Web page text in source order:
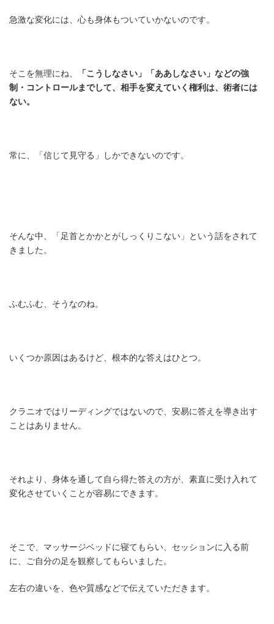
急激な変化には、心も身体もついていかないのです。
そこを無理にね、
「こうしなさい」「ああしなさい」などの強
制・コントロールまでして、相手を変えていく権利は、術者には
ない。
常に、「信じて見守る」しかできないのです。
そんな中、「足首とかかとがしっくりこない」という話をされて
きました。
ふむふむ、そうなのね。
いくつか原因はあるけど、根本的な答えはひとつ。
クラニオではリーディングではないので、安易に答えを導き出す
ことはありません。
それより、身体を通して自ら得た答えの方が、素直に受け入れて
変化させていくことが容易にできます。
そこで、マッサージベッドに寝てもらい、セッションに入る前
に、ご自分の足を観察してもらいました。
左右の違いを、色や質感などで伝えていただきます。